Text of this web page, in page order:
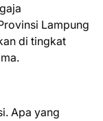
Lampung
di tingkat
Apa yang